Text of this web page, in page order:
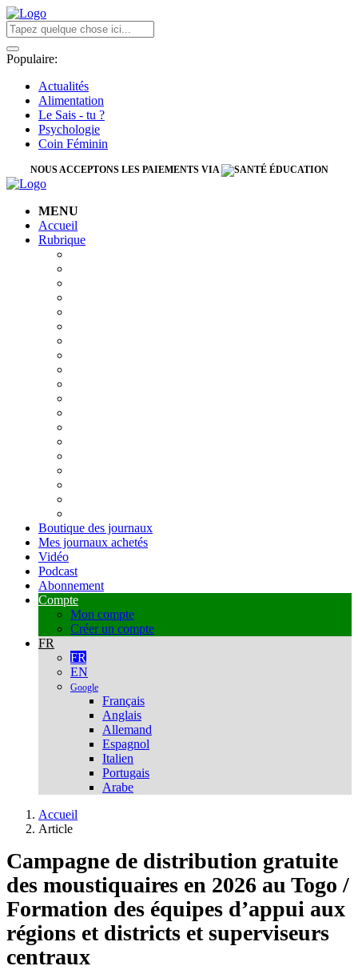
Populaire:
Actualités
Alimentation
Le Sais - tu ?
Psychologie
Coin Féminin
NOUS ACCEPTONS LES PAIEMENTS VIA
MENU
Accueil
Rubrique
Boutique des journaux
Mes journaux achetés
Vidéo
Podcast
Abonnement
Compte
Mon compte
Créer un compte
FR
FR
EN
Google
Français
Anglais
Allemand
Espagnol
Italien
Portugais
Arabe
Accueil
Article
Campagne de distribution gratuite
des moustiquaires en 2026 au Togo /
Formation des équipes d’appui aux
régions et districts et superviseurs
centraux